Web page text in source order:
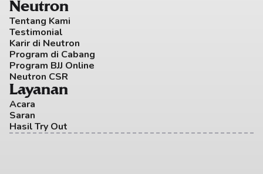
Neutron
Tentang Kami
Testimonial
Karir di Neutron
Program di Cabang
Program BJJ Online
Neutron CSR
Layanan
Acara
Saran
Hasil Try Out